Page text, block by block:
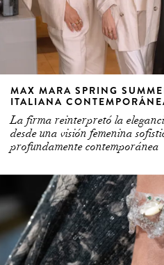
MAX MARA SPRING
ITALIANA
La firma reinterpretó la
desde una visión femenina
profundamente contemporánea